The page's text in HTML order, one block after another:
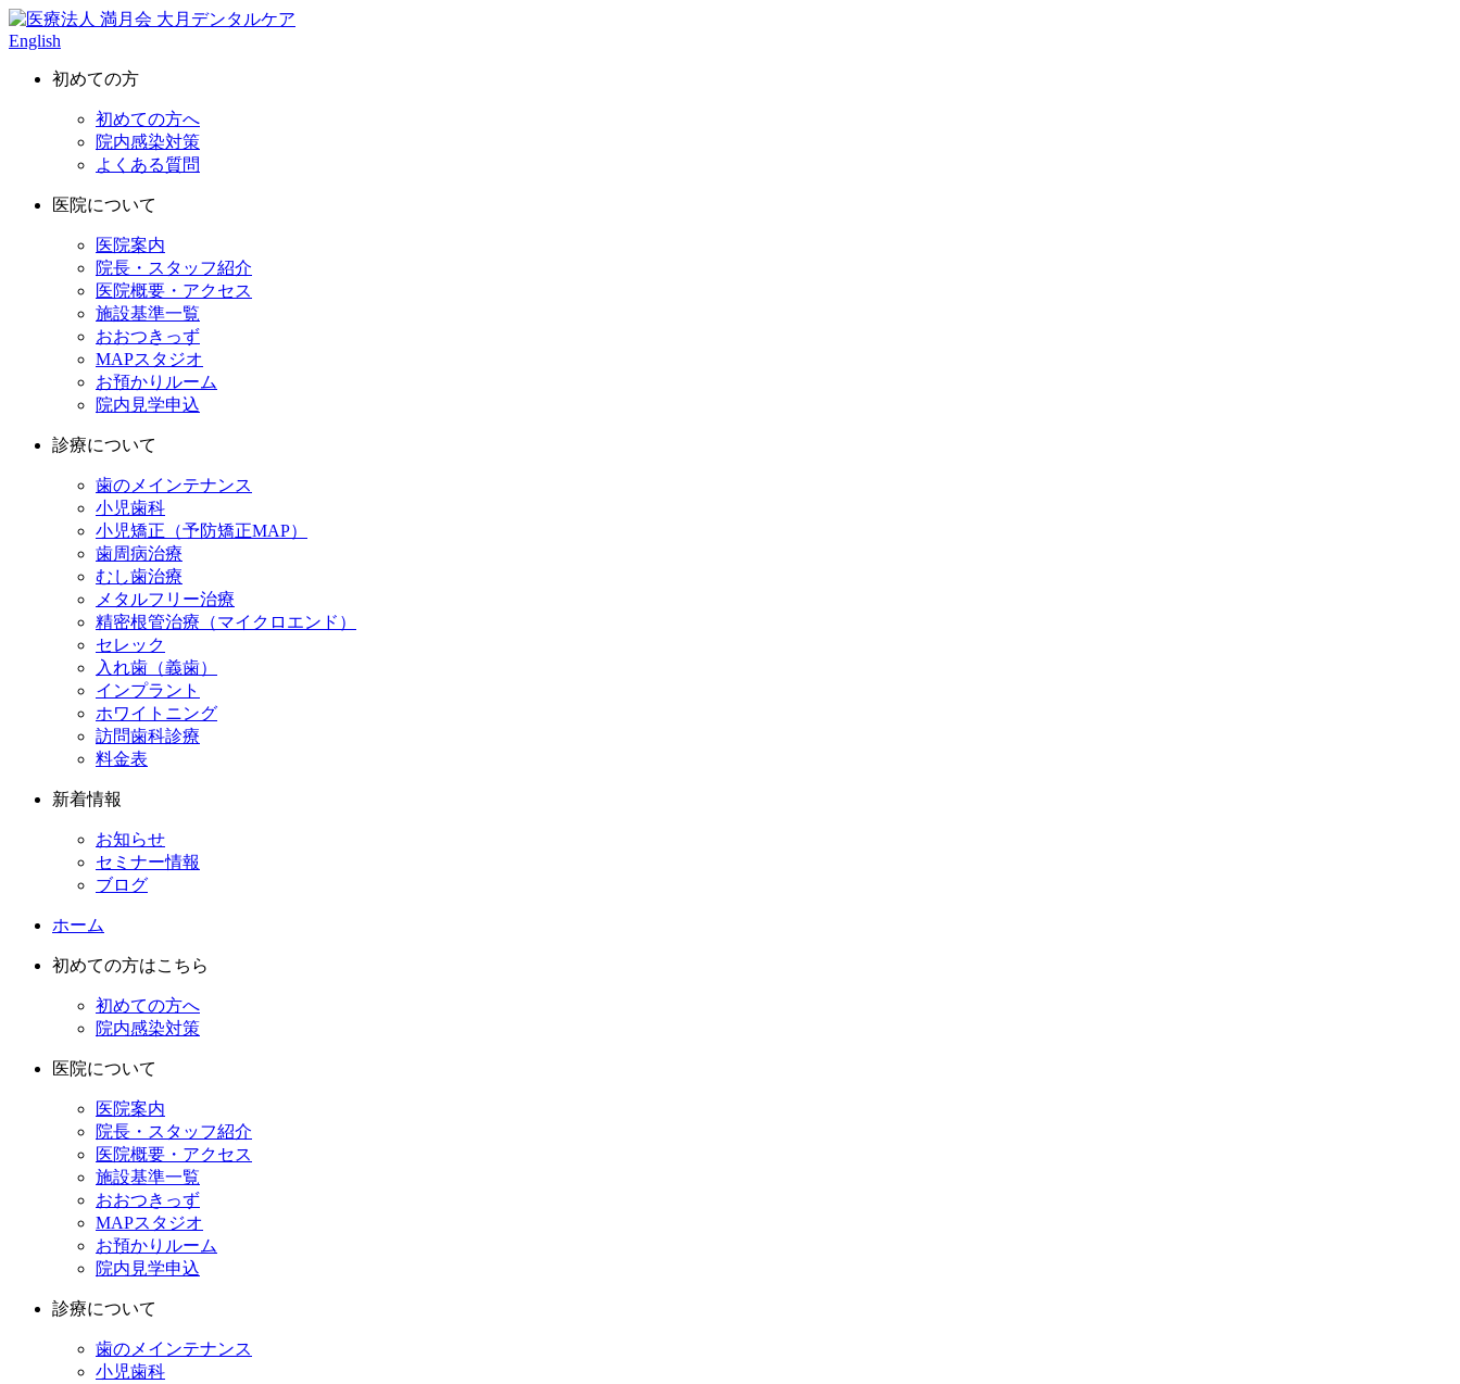
English
初めての方
初めての方へ
院内感染対策
よくある質問
医院について
医院案内
院長・スタッフ紹介
医院概要・アクセス
施設基準一覧
おおつきっず
MAPスタジオ
お預かりルーム
院内見学申込
診療について
歯のメインテナンス
小児歯科
小児矯正（予防矯正MAP）
歯周病治療
むし歯治療
メタルフリー治療
精密根管治療（マイクロエンド）
セレック
入れ歯（義歯）
インプラント
ホワイトニング
訪問歯科診療
料金表
新着情報
お知らせ
セミナー情報
ブログ
ホーム
初めての方はこちら
初めての方へ
院内感染対策
医院について
医院案内
院長・スタッフ紹介
医院概要・アクセス
施設基準一覧
おおつきっず
MAPスタジオ
お預かりルーム
院内見学申込
診療について
歯のメインテナンス
小児歯科